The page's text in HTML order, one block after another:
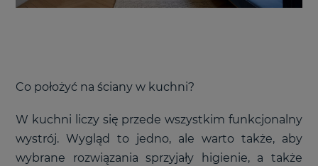
Co położyć na ściany w kuchni?
W kuchni liczy się przede wszystkim funkcjonalny
wystrój. Wygląd to jedno, ale warto także, aby
wybrane rozwiązania sprzyjały higienie, a także